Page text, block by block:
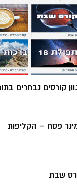
קורסים נבחרים
פסח – הקליפות
שבת